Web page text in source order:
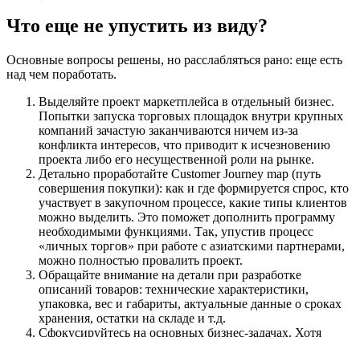
Что еще не упустить из виду?
Основные вопросы решены, но расслабляться рано: еще есть
над чем поработать.
Выделяйте проект маркетплейса в отдельный бизнес.
Попытки запуска торговых площадок внутри крупных
компаний зачастую заканчиваются ничем из-за
конфликта интересов, что приводит к исчезновению
проекта либо его несущественной роли на рынке.
Детально проработайте Customer Journey map (путь
совершения покупки): как и где формируется спрос, кто
участвует в закупочном процессе, какие типы клиентов
можно выделить. Это поможет дополнить программу
необходимыми функциями. Так, упустив процесс
«личных торгов» при работе с азиатскими партнерами,
можно полностью провалить проект.
Обращайте внимание на детали при разработке
описаний товаров: технические характеристики,
упаковка, вес и габариты, актуальные данные о сроках
хранения, остатки на складе и т.д.
Сфокусируйтесь на основных бизнес-задачах. Хотя